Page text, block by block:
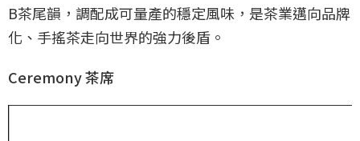
B茶尾韻，調配成可量產的穩定風味，是茶業邁向品牌
化、手搖茶走向世界的強力後盾。
Ceremony 茶席